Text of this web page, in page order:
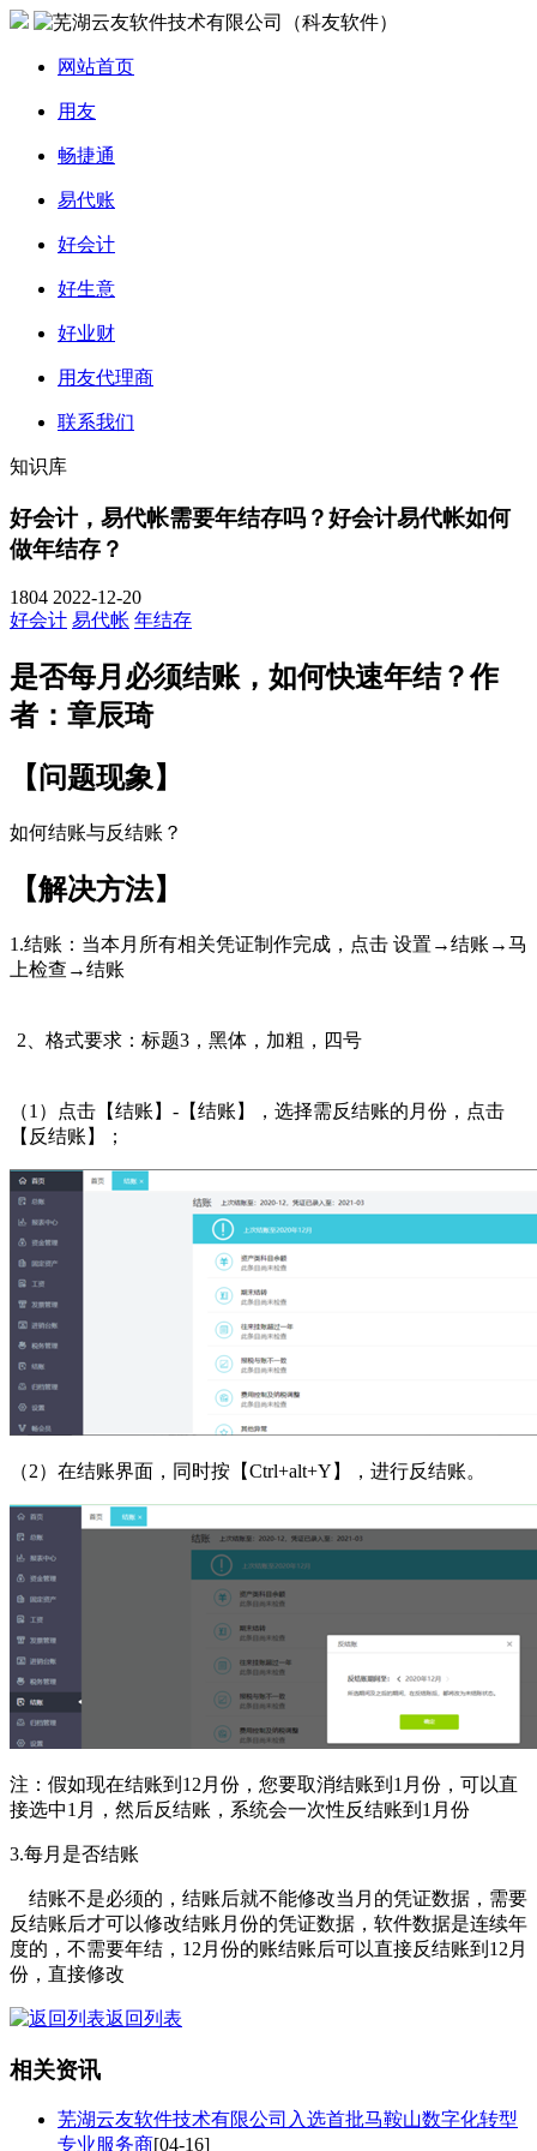
网站首页
用友
畅捷通
易代账
好会计
好生意
好业财
用友代理商
联系我们
知识库
好会计，易代帐需要年结存吗？好会计易代帐如何
做年结存？
1804 2022-12-20
好会计 易代帐 年结存
是否每月必须结账，如何快速年结？作
者：章辰琦
【问题现象】
如何结账与反结账？
【解决方法】
1.结账：当本月所有相关凭证制作完成，点击 设置→结账→马
上检查→结账
2、格式要求：标题3，黑体，加粗，四号
（1）点击【结账】-【结账】，选择需反结账的月份，点击
【反结账】；
（2）在结账界面，同时按【Ctrl+alt+Y】，进行反结账。
注：假如现在结账到12月份，您要取消结账到1月份，可以直
接选中1月，然后反结账，系统会一次性反结账到1月份
3.每月是否结账
结账不是必须的，结账后就不能修改当月的凭证数据，需要
反结账后才可以修改结账月份的凭证数据，软件数据是连续年
度的，不需要年结，12月份的账结账后可以直接反结账到12月
份，直接修改
返回列表
相关资讯
芜湖云友软件技术有限公司入选首批马鞍山数字化转型
专业服务商[04-16]